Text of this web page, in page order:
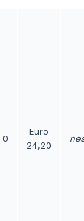
0
Euro
24,20